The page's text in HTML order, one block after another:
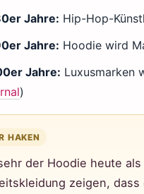
Jahre: Hip-Hop-
Jahre: Hoodie wird
Jahre: Luxusmarken
)
HAKEN
der Hoodie heute
zeigen,